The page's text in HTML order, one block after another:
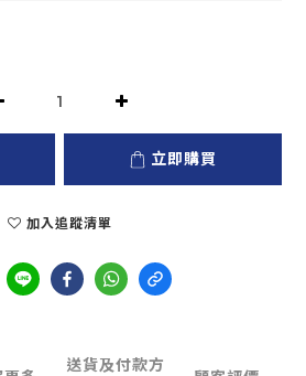
立即購買
加入追蹤清單
送貨及付款方